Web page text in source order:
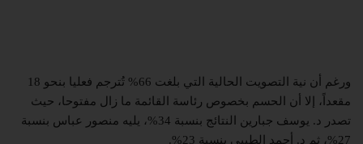
ورغم أن نية التصويت الحالية التي بلغت 66% تُترجم فعليا بنحو 18
مقعداً، إلا أن الحسم بخصوص رئاسة القائمة ما زال مفتوحا، حيث
تصدر د. يوسف جبارين النتائج بنسبة 34%، يليه منصور عباس بنسبة
27%، ثم د. أحمد الطيبي بنسبة 23%.